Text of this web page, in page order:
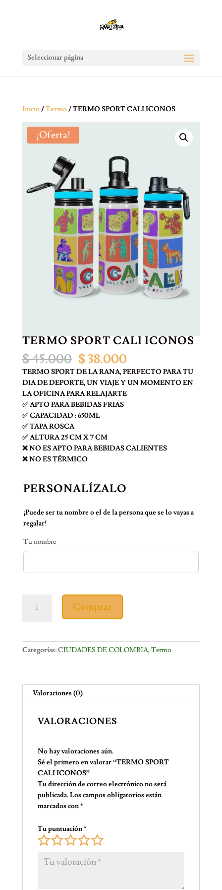
Seleccionar página
Inicio/Termo/ TERMO SPORT CALI ICONOS
¡Oferta!
TERMO SPORT CALI ICONOS
$45.000 El
precio
original
era:
$ 45.000.
$38.000El
precio
actual
es:
TERMO SPORT DE LA RANA, PERFECTO PARA TU
DIA DE DEPORTE, UN VIAJE Y UN MOMENTO EN
LA OFICINA PARA RELAJARTE
✅ APTO PARA BEBIDAS FRIAS
✅ CAPACIDAD : 650ML
✅ TAPA ROSCA
✅ ALTURA 25 CM X 7 CM
❌ NO ES APTO PARA BEBIDAS CALIENTES
❌ NO ES TÉRMICO
PERSONALÍZALO
¡Puede ser tu nombre o el de la persona que se lo vayas a
regalar!
Tu nombre
SPORT
cantidad
Comprar
Categorías:CIUDADES DE COLOMBIA,Termo
Valoraciones (0)
VALORACIONES
No hay valoraciones aún.
Sé el primero en valorar “TERMO SPORT
CALI ICONOS”
Tu dirección de correo electrónico no será
publicada.Los campos obligatorios están
marcados con*
Tu puntuación*